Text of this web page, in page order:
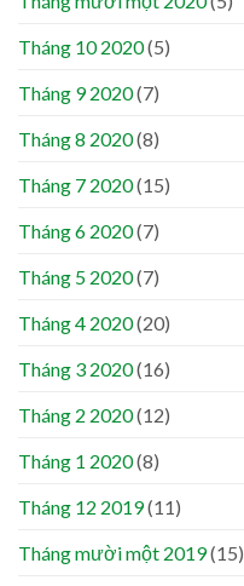
Tháng 10 2020(5)
Tháng 9 2020(7)
Tháng 8 2020(8)
Tháng 7 2020(15)
Tháng 6 2020(7)
Tháng 5 2020(7)
Tháng 4 2020(20)
Tháng 3 2020(16)
Tháng 2 2020(12)
Tháng 1 2020(8)
Tháng 12 2019(11)
Tháng mười một 2019(15)